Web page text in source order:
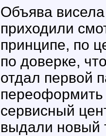
Объява
приходили
принципе, по
по доверке,
отдал первой
переоформить
сервисный
выдали новый